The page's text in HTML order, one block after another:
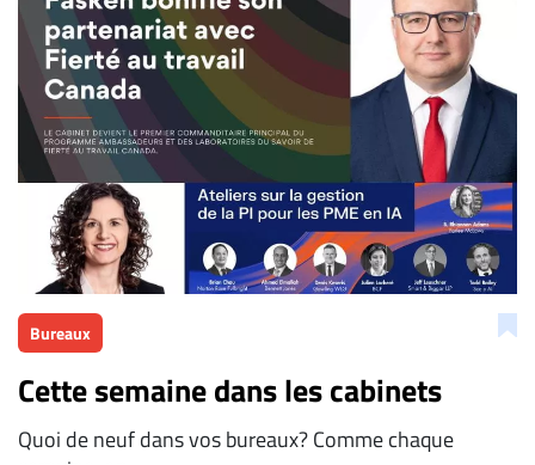
Bureaux
Cette semaine dans les cabinets
Quoi de neuf dans vos bureaux? Comme chaque